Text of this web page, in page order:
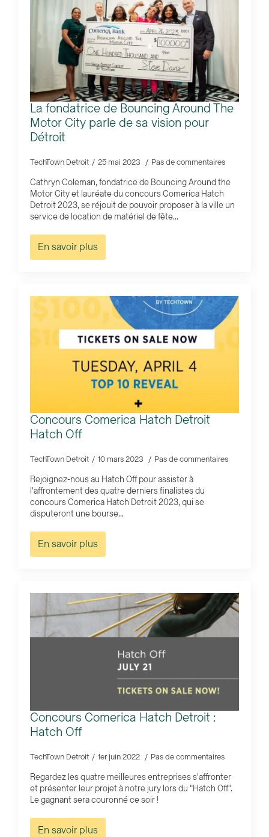
La fondatrice de Bouncing Around The
Motor City parle de sa vision pour
Détroit
TechTown Detroit 25 mai 2023 Pas de commentaires
Cathryn Coleman, fondatrice de Bouncing Around the
Motor City et lauréate du concours Comerica Hatch
Detroit 2023, se réjouit de pouvoir proposer à la ville un
service de location de matériel de fête...
En savoir plus
Concours Comerica Hatch Detroit
Hatch Off
TechTown Detroit 10 mars 2023 Pas de commentaires
Rejoignez-nous au Hatch Off pour assister à
l'affrontement des quatre derniers finalistes du
concours Comerica Hatch Detroit 2023, qui se
disputeront une bourse...
En savoir plus
Concours Comerica Hatch Detroit :
Hatch Off
TechTown Detroit 1er juin 2022 Pas de commentaires
Regardez les quatre meilleures entreprises s'affronter
et présenter leur projet à notre jury lors du "Hatch Off".
Le gagnant sera couronné ce soir !
En savoir plus